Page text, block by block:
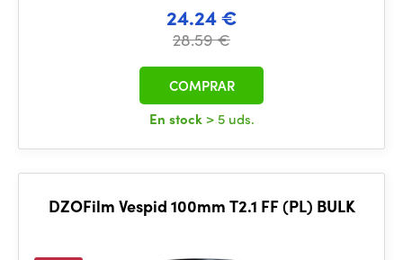
24.24 €
28.59 €
En stock > 5 uds.
COMPRAR
DZOFilm Vespid 100mm T2.1 FF (PL) BULK